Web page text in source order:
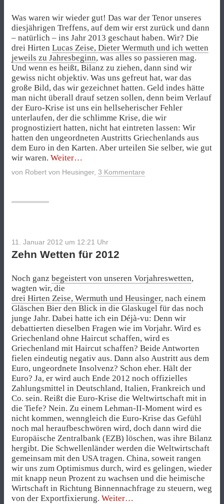
Was waren wir wieder gut! Das war der Tenor unseres
diesjährigen Treffens, auf dem wir erst zurück und dann
– natürlich – ins Jahr 2013 geschaut haben. Wir? Die
drei Hirten Lucas Zeise, Dieter Wermuth und ich wetten
jeweils zu Jahresbeginn, was alles so passieren mag.
Und wenn es heißt, Bilanz zu ziehen, dann sind wir
gewiss nicht objektiv. Was uns gefreut hat, war das
große Bild, das wir gezeichnet hatten. Geld indes hätte
man nicht überall drauf setzen sollen, denn beim Verlauf
der Euro-Krise ist uns ein hellseherischer Fehler
unterlaufen, der die schlimme Krise, die wir
prognostiziert hatten, nicht hat eintreten lassen: Wir
hatten den ungeordneten Austritts Griechenlands aus
dem Euro in den Karten. Aber urteilen Sie selber, wie gut
wir waren. Weiter„Selbstgerechte
Bilanz
unserer
von Robert von Heusinger, 3 Kommentare
11. Januar 2012 um 12:21 Uhr
Zehn Wetten für 2012
Noch ganz begeistert von unseren Vorjahreswetten,
wagten wir, die
drei Hirten Zeise, Wermuth und Heusinger, nach einem
Gläschen Bier den Blick in die Glaskugel für das noch
junge Jahr. Dabei hatte ich ein Déjà-vu: Denn wir
debattierten dieselben Fragen wie im Vorjahr. Wird es
Griechenland ohne Haircut schaffen, wird es
Griechenland mit Haircut schaffen? Beide Antworten
fielen eindeutig negativ aus. Dann also Austritt aus dem
Euro, ungeordnete Insolvenz? Schon eher. Hält der
Euro? Ja, er wird auch Ende 2012 noch offizielles
Zahlungsmittel in Deutschland, Italien, Frankreich und
Co. sein. Reißt die Euro-Krise die Weltwirtschaft mit in
die Tiefe? Nein. Zu einem Lehman-II-Moment wird es
nicht kommen, wenngleich die Euro-Krise das Gefühl
noch mal heraufbeschwören wird, doch dann wird die
Europäische Zentralbank (EZB) löschen, was ihre Bilanz
hergibt. Die Schwellenländer werden die Weltwirtschaft
gemeinsam mit den USA tragen. China, soweit rangen
wir uns zum Optimismus durch, wird es gelingen, wieder
mit knapp neun Prozent zu wachsen und die heimische
Wirtschaft in Richtung Binnennachfrage zu steuern, weg
von der Exportfixierung. Weiter„Zehn